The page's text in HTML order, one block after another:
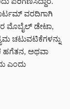
ವರದಿಗಾಗಿ
ಮೊಬೈಲ್ ಡೇಟಾ,
ಚಟುವಟಿಕೆಗಳನ್ನು
ಹಗೆತನ, ಅಥವಾ
ಎಂದು